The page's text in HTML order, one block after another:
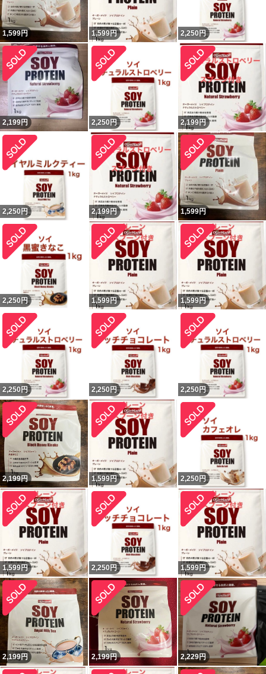
1,599円 1,599円 2,250 円
2,199円 2,250 円 2,199円
2,250 円 2,199円 1,599円
2,250 円 1,599円 1,599円
2,250 円 2,250 円 2,250 円
2,199円 1,599円 2,250 円
1,599円 2,250 円 1,599円
2,199円 2,199円 2,229円